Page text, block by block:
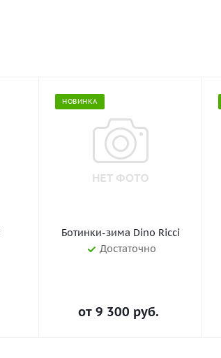
НОВИНКА
Ботинки-зима Dino Ricci
Достаточно
от 9 300 руб.